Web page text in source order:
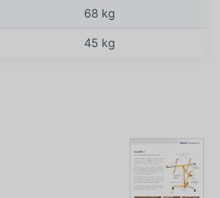
68 kg
45 kg